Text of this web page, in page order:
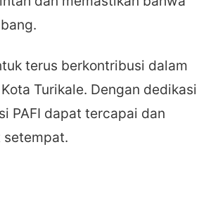
terus berkontribusi dalam
Turikale. Dengan dedikasi
PAFI dapat tercapai dan
setempat.